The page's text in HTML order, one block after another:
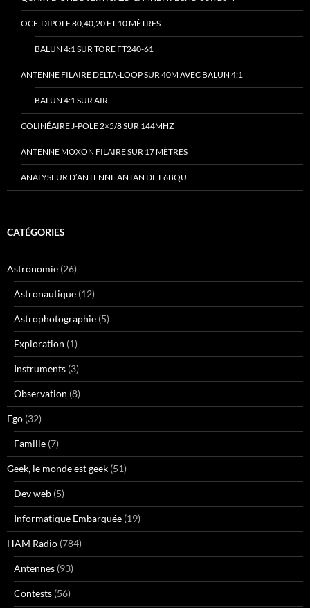
OCF-DIPOLE 80,40,20 ET 10 MÈTRES
BALUN 4:1 SUR TORE FT240-61
ANTENNE FILAIRE DELTA-LOOP SUR 40M AVEC BALUN 4:1
BALUN 4:1 SUR AIR
COLINÉAIRE J-POLE 2×5/8 SUR 144MHZ
ANTENNE MOXON FILAIRE SUR 17 MÈTRES
ANALYSEUR D’ANTENNE ANTAN DE F6BQU
CATÉGORIES
Astronomie (26)
Astronautique (12)
Astrophotographie (5)
Exploration (1)
Instruments (3)
Observation (8)
Ego (32)
Famille (7)
Geek, le monde est geek (51)
Dev web (5)
Informatique Embarquée (19)
HAM Radio (784)
Antennes (93)
Contests (56)